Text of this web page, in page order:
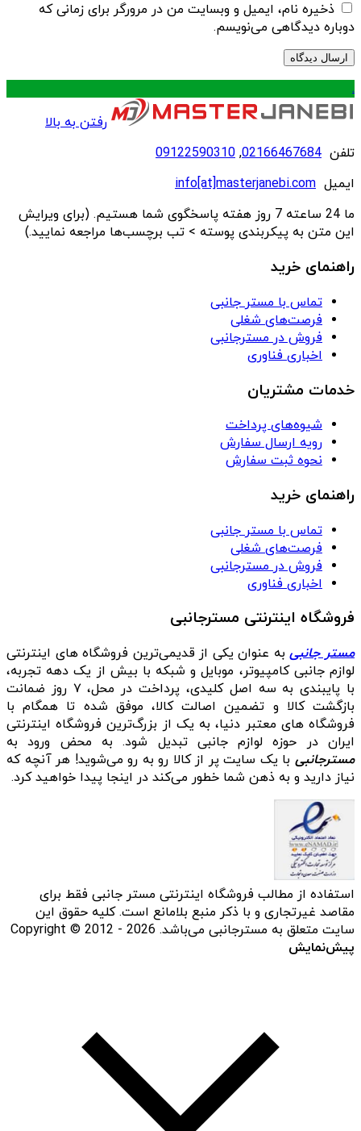
ذخیره نام، ایمیل و وبسایت من در مرورگر برای زمانی که
دوباره دیدگاهی می‌نویسم.
.
رفتن به بالا
تلفن 02166467684
,
09122590310
ایمیل info[at]masterjanebi.com
ما 24 ساعته 7 روز هفته پاسخگوی شما هستیم. (برای ویرایش
این متن به پیکربندی پوسته > تب برچسب‌ها مراجعه نمایید.)
راهنمای خرید
تماس با مستر جانبی
فرصت‌های شغلی
فروش در مسترجانبی
اخباری فناوری
خدمات مشتریان
شیوه‌های پرداخت
رویه ارسال سفارش
نحوه ثبت سفارش
راهنمای خرید
تماس با مستر جانبی
فرصت‌های شغلی
فروش در مسترجانبی
اخباری فناوری
فروشگاه اینترنتی مسترجانبی
مستر جانبیبه عنوان یکی از قدیمی‌ترین فروشگاه های اینترنتی
لوازم جانبی کامپیوتر، موبایل و شبکه با بیش از یک دهه تجربه،
با پایبندی به سه اصل کلیدی، پرداخت در محل، ۷ روز ضمانت
بازگشت کالا و تضمین اصالت کالا، موفق شده تا همگام با
فروشگاه‌ های معتبر دنیا، به یک از بزرگ‌ترین فروشگاه اینترنتی
ایران در حوزه لوازم جانبی تبدیل شود. به محض ورود به
مسترجانبی با یک سایت پر از کالا رو به رو می‌شوید! هر آنچه که
نیاز دارید و به ذهن شما خطور می‌کند در اینجا پیدا خواهید کرد.
استفاده از مطالب فروشگاه اینترنتی مستر جانبی فقط برای
مقاصد غیرتجاری و با ذکر منبع بلامانع است. کلیه حقوق این
سایت متعلق به مسترجانبی می‌باشد. Copyright © 2012 - 2026
پیش‌نمایش